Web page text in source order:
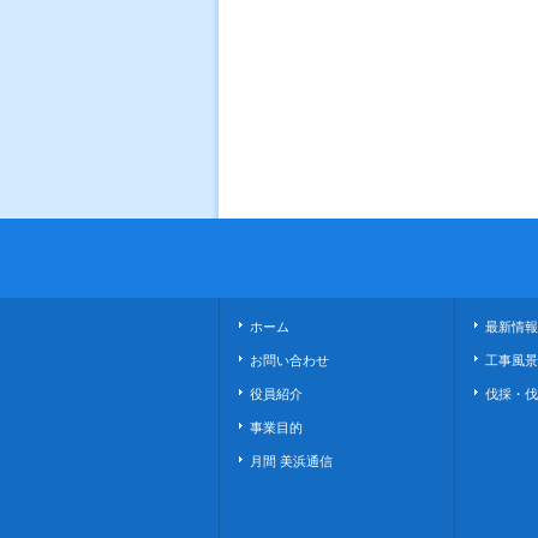
ホーム
お問い合わせ
役員紹介
事業目的
月間 美浜通信
最新情報
工事風景
伐採・